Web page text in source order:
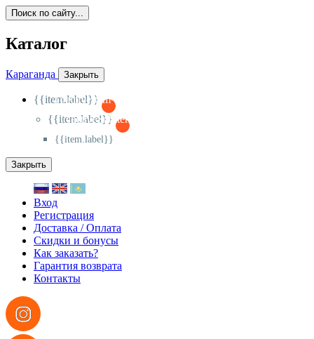
Поиск по сайту...
Каталог
Караганда Закрыть
{{item.label}}
{{activeItem==item.id?'-
{{item.label}}
{{activeSubitem==item.id?'-
{{item.label}}
Закрыть
Вход
Регистрация
Доставка / Оплата
Скидки и бонусы
Как заказать?
Гарантия возврата
Контакты